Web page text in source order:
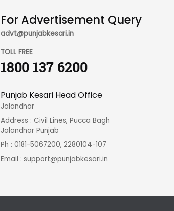
For Advertisement Query
advt@punjabkesari.in
TOLL FREE
1800 137 6200
Punjab Kesari Head Office
Jalandhar
Address : Civil Lines, Pucca Bagh
Jalandhar Punjab
Ph : 0181-5067200, 2280104-107
Email :support@punjabkesari.in